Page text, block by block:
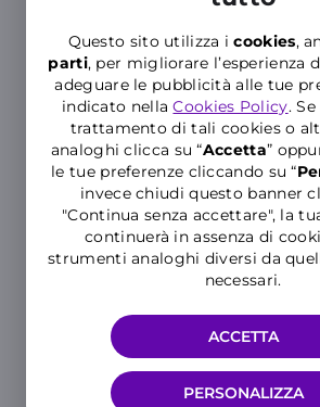
Questo sito utilizza icookies,
parti, per migliorare l’esperienza
adeguare le pubblicità alle tue
indicato nellaCookies Policy.
trattamento di tali cookies o
analoghi clicca su “Accetta”
le tue preferenze cliccando su “P
invece chiudi questo banner
"Continua senza accettare", la
continuerà in assenza di
strumenti analoghi diversi da
necessari.
PERSONALIZZA
ACCETTA
Responsabilità civile terzi
Responsabilità civile
collaboratori
Assistenza h24
Danni alle apparecchiature
elettroniche dovuti a
accidentali o furto
SET INFORMATIVO
Polizze PROTEZIONE PRO: prodotti di